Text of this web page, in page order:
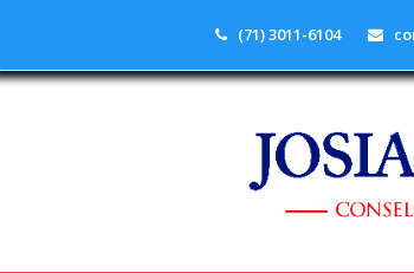
(71) 3011-6104